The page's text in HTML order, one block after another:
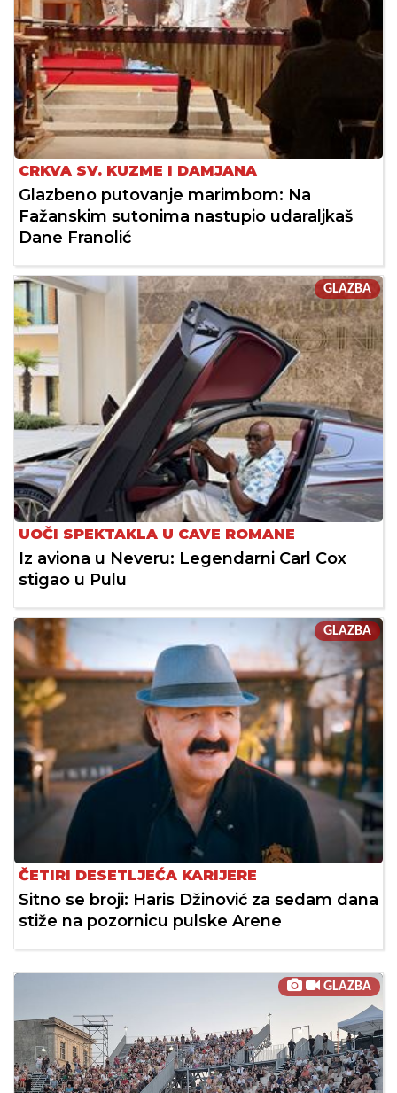
CRKVA SV. KUZME I DAMJANA
Glazbeno putovanje marimbom: Na
Fažanskim sutonima nastupio udaraljkaš
Dane Franolić
GLAZBA
UOČI SPEKTAKLA U CAVE ROMANE
Iz aviona u Neveru: Legendarni Carl Cox
stigao u Pulu
GLAZBA
ČETIRI DESETLJEĆA KARIJERE
Sitno se broji: Haris Džinović za sedam dana
stiže na pozornicu pulske Arene
GLAZBA